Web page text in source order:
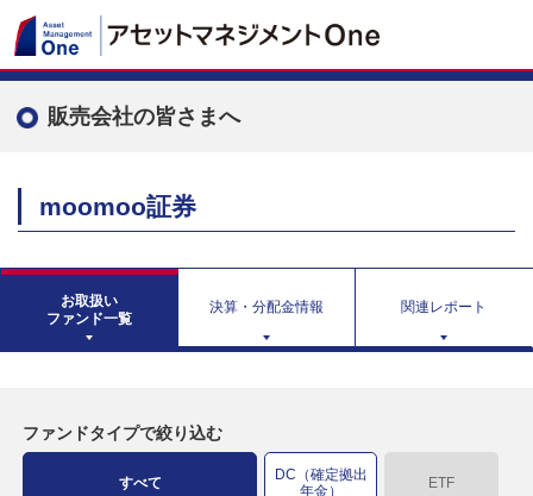
販売会社の皆さまへ
moomoo証券
お取扱い
ファンド一覧
決算・分配金情報 関連レポート
ファンドタイプで絞り込む
すべて
DC（確定拠出
年金）
ETF